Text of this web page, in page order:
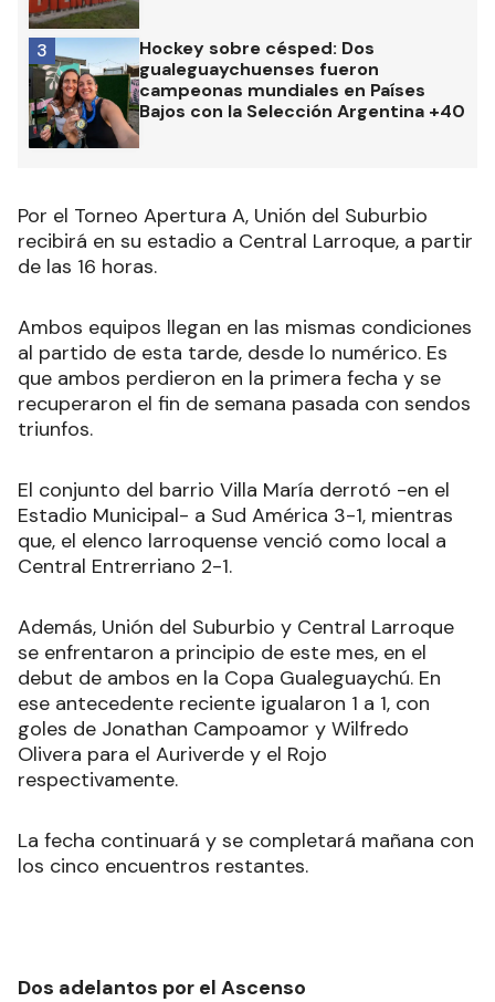
Hockey sobre césped: Dos
gualeguaychuenses fueron
campeonas mundiales en Países
Bajos con la Selección Argentina +40
3
Por el Torneo Apertura A, Unión del Suburbio
recibirá en su estadio a Central Larroque, a partir
de las 16 horas.
Ambos equipos llegan en las mismas condiciones
al partido de esta tarde, desde lo numérico. Es
que ambos perdieron en la primera fecha y se
recuperaron el fin de semana pasada con sendos
triunfos.
El conjunto del barrio Villa María derrotó -en el
Estadio Municipal- a Sud América 3-1, mientras
que, el elenco larroquense venció como local a
Central Entrerriano 2-1.
Además, Unión del Suburbio y Central Larroque
se enfrentaron a principio de este mes, en el
debut de ambos en la Copa Gualeguaychú. En
ese antecedente reciente igualaron 1 a 1, con
goles de Jonathan Campoamor y Wilfredo
Olivera para el Auriverde y el Rojo
respectivamente.
La fecha continuará y se completará mañana con
los cinco encuentros restantes.
Dos adelantos por el Ascenso